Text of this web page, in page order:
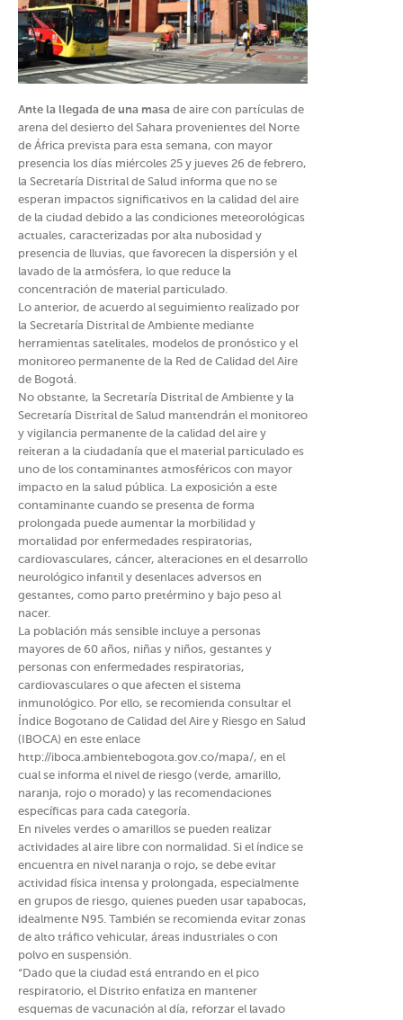
Ante la llegada de una masa de aire con partículas de
arena del desierto del Sahara provenientes del Norte
de África prevista para esta semana, con mayor
presencia los días miércoles 25 y jueves 26 de febrero,
la Secretaría Distrital de Salud informa que no se
esperan impactos significativos en la calidad del aire
de la ciudad debido a las condiciones meteorológicas
actuales, caracterizadas por alta nubosidad y
presencia de lluvias, que favorecen la dispersión y el
lavado de la atmósfera, lo que reduce la
concentración de material particulado.
Lo anterior, de acuerdo al seguimiento realizado por
la Secretaría Distrital de Ambiente mediante
herramientas satelitales, modelos de pronóstico y el
monitoreo permanente de la Red de Calidad del Aire
de Bogotá.
No obstante, la Secretaría Distrital de Ambiente y la
Secretaría Distrital de Salud mantendrán el monitoreo
y vigilancia permanente de la calidad del aire y
reiteran a la ciudadanía que el material particulado es
uno de los contaminantes atmosféricos con mayor
impacto en la salud pública. La exposición a este
contaminante cuando se presenta de forma
prolongada puede aumentar la morbilidad y
mortalidad por enfermedades respiratorias,
cardiovasculares, cáncer, alteraciones en el desarrollo
neurológico infantil y desenlaces adversos en
gestantes, como parto pretérmino y bajo peso al
nacer.
La población más sensible incluye a personas
mayores de 60 años, niñas y niños, gestantes y
personas con enfermedades respiratorias,
cardiovasculares o que afecten el sistema
inmunológico. Por ello, se recomienda consultar el
Índice Bogotano de Calidad del Aire y Riesgo en Salud
(IBOCA) en este enlace
http://iboca.ambientebogota.gov.co/mapa/, en el
cual se informa el nivel de riesgo (verde, amarillo,
naranja, rojo o morado) y las recomendaciones
específicas para cada categoría.
En niveles verdes o amarillos se pueden realizar
actividades al aire libre con normalidad. Si el índice se
encuentra en nivel naranja o rojo, se debe evitar
actividad física intensa y prolongada, especialmente
en grupos de riesgo, quienes pueden usar tapabocas,
idealmente N95. También se recomienda evitar zonas
de alto tráfico vehicular, áreas industriales o con
polvo en suspensión.
“Dado que la ciudad está entrando en el pico
respiratorio, el Distrito enfatiza en mantener
esquemas de vacunación al día, reforzar el lavado